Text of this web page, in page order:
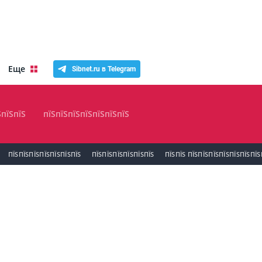
Еще Sibnet.ru в Telegram
пїЅпїЅпїЅпїЅпїЅпїЅпїЅ
ПЇЅПЇЅПЇЅПЇЅПЇЅПЇЅПЇЅ ПЇЅПЇЅПЇЅПЇЅПЇЅПЇЅ ПЇЅПЇЅ